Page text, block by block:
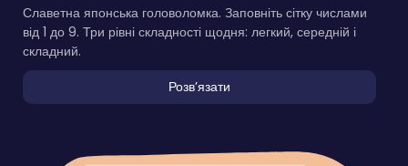
Славетна японська головоломка. Заповніть сітку числами
від 1 до 9. Три рівні складності щодня: легкий, середній і
складний.
Розвʼязати